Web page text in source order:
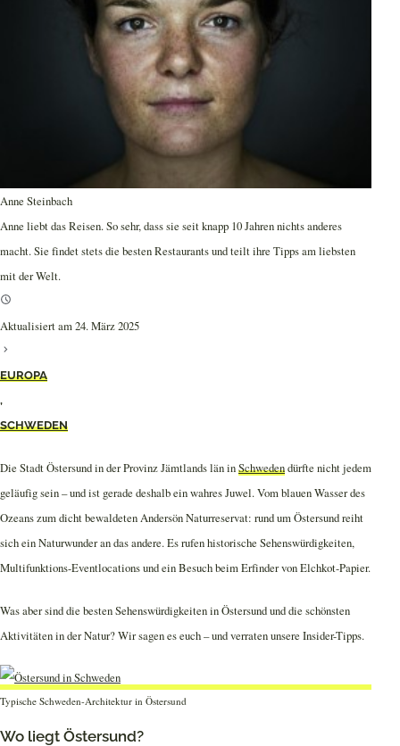
Anne Steinbach
Anne liebt das Reisen. So sehr, dass sie seit knapp 10 Jahren nichts anderes
macht. Sie findet stets die besten Restaurants und teilt ihre Tipps am liebsten
mit der Welt.
Aktualisiert am 24. März 2025
EUROPA
,
SCHWEDEN
Die Stadt Östersund in der Provinz Jämtlands län inSchwedendürfte nicht jedem
geläufig sein – und ist gerade deshalb ein wahres Juwel. Vom blauen Wasser des
Ozeans zum dicht bewaldeten Andersön Naturreservat: rund um Östersund reiht
sich ein Naturwunder an das andere. Es rufen historische Sehenswürdigkeiten,
Multifunktions-Eventlocations und ein Besuch beim Erfinder von Elchkot-Papier.
Was aber sind die besten Sehenswürdigkeiten in Östersund und die schönsten
Aktivitäten in der Natur? Wir sagen es euch – und verraten unsere Insider-Tipps.
Typische Schweden-Architektur in Östersund
Wo liegt Östersund?